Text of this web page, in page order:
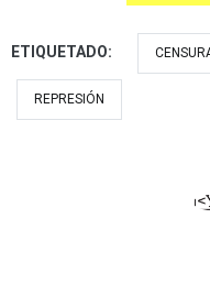
ETIQUETADO:
REPRESIÓN